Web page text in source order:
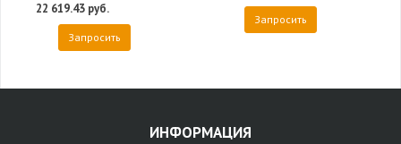
22 619.43 руб.
Запросить
Запросить
ИНФОРМАЦИЯ